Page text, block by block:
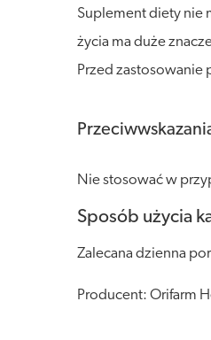
Suplement diety nie
życia ma duże
Przed zastosowanie
Nie stosować w
Sposób użycia
Zalecana dzienna
Producent: Orifarm